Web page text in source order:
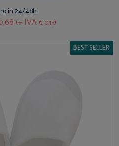
in 24/48h
(+ IVA€ 0,15)
BEST SELLER